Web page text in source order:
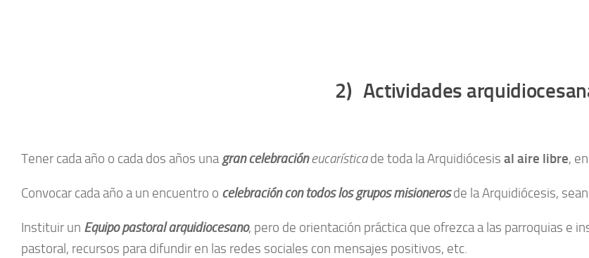
2) Actividades
Tener cada año o cada dos años unagran celebracióneucarísticade toda la Arquidiócesis al aire libre,
Convocar cada año a un encuentro o celebración con todos los grupos misionerosde la Arquidiócesis,
Instituir un Equipo pastoral arquidiocesano, pero de orientación práctica que ofrezca a las parroquias e
pastoral, recursos para difundir en las redes sociales con mensajes positivos, etc.